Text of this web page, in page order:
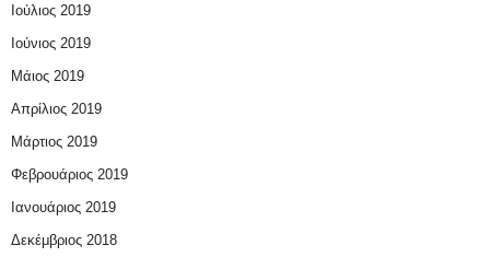
Ιούλιος 2019
Ιούνιος 2019
Μάιος 2019
Απρίλιος 2019
Μάρτιος 2019
Φεβρουάριος 2019
Ιανουάριος 2019
Δεκέμβριος 2018